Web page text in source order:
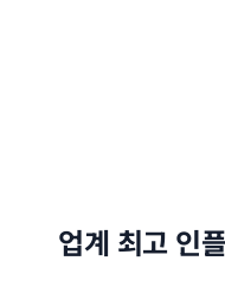
업계 최고 인